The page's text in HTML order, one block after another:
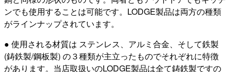
ンでも使用することは可能です。LODGE製品は両方の種類
がラインナップされています。
● 使用される材質は ステンレス、アルミ合金、そして鉄製
(鋳鉄製/鋼板製) の３種類が主立ったものでそれぞれに特徴
があります。当店取扱いのLODGE製品は全て鋳鉄製ですの